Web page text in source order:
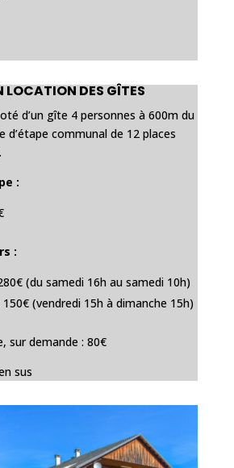
DES GÎTES
d’un gîte 4 personnes à 600m du
d’étape communal de 12 places
:
:
(du samedi 16h au samedi 10h)
150€ (vendredi 15h à dimanche 15h)
sur demande : 80€
sus